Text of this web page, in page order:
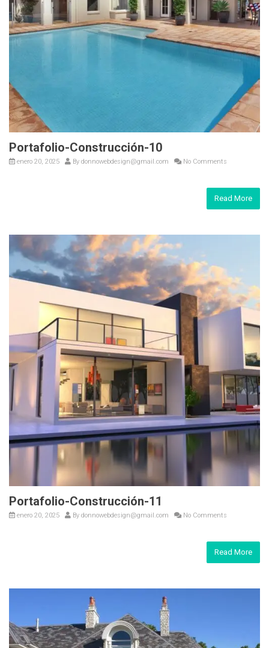
Portafolio-Construcción-10
enero 20, 2025 By donnowebdesign@gmail.com No Comments
Read More
Portafolio-Construcción-11
enero 20, 2025 By donnowebdesign@gmail.com No Comments
Read More